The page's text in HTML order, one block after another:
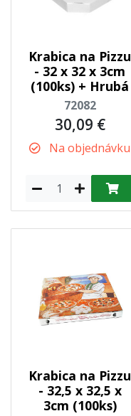
Krabica na Pizzu
- 32 x 32 x 3cm
(100ks) + Hrubá
72082
30,09 €
Na objednávku
Krabica na Pizzu
- 32,5 x 32,5 x
3cm (100ks)